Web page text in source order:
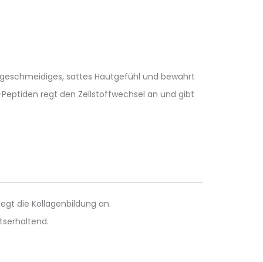
sattes Hautgefühl und bewahrt
regt den Zellstoffwechsel an und gibt
die Kollagenbildung an.